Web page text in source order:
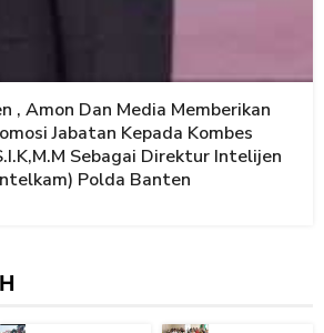
, Amon Dan Media Memberikan
Jabatan Kepada Kombes
Sebagai Direktur Intelijen
Polda Banten